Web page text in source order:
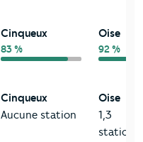
Cinqueux
83 %
Oise
92 %
Cinqueux
Aucune station
Oise
1,3
station/